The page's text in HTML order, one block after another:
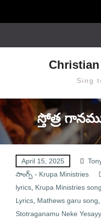
Sing
స్తోత్ర
April 15, 2025
సాంగ్స్ - Krupa Ministries
lyrics, Krupa Ministries
Lyrics, Mathews garu song
Stotraganamu Neke